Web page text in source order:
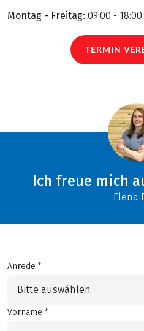
Montag - Freitag: 09:00 -
TERMIN
Ich freue mich
Elena
Anrede *
Bitte auswählen
Vorname *